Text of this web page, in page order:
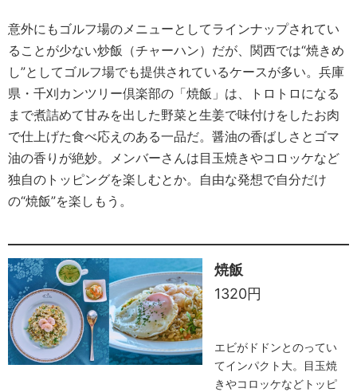
意外にもゴルフ場のメニューとしてラインナップされてい
ることが少ない炒飯（チャーハン）だが、関西では“焼きめ
し”としてゴルフ場でも提供されているケースが多い。兵庫
県・千刈カンツリー倶楽部の「焼飯」は、トロトロになる
まで煮詰めて甘みを出した野菜と生姜で味付けをしたお肉
で仕上げた食べ応えのある一品だ。醤油の香ばしさとゴマ
油の香りが絶妙。メンバーさんは目玉焼きやコロッケなど
独自のトッピングを楽しむとか。自由な発想で自分だけ
の“焼飯”を楽しもう。
焼飯
1320円
エビがドドンとのってい
てインパクト大。目玉焼
きやコロッケなどトッピ